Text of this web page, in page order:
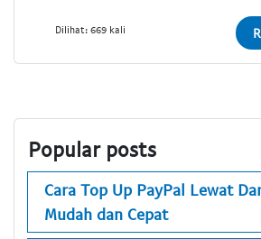
Dilihat: 669 kali
Popular posts
Cara Top Up PayPal Lewat
Mudah dan Cepat